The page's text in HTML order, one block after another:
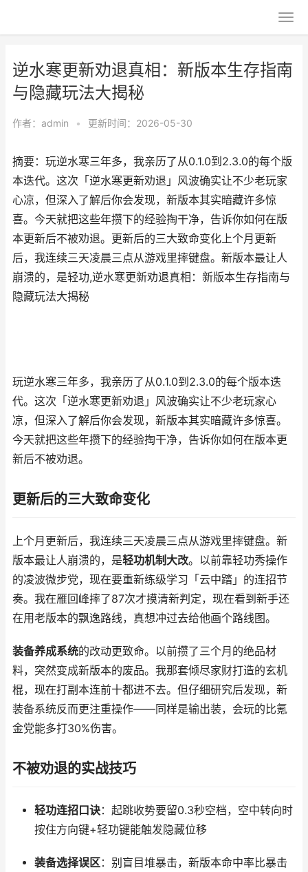
逆水寒更新劝退真相：新版本生存指南
与隐藏玩法大揭秘
作者： admin • 更新时间：2026-05-30
摘要：玩逆水寒三年多，我亲历了从0.1.0到2.3.0的每个版
本迭代。这次「逆水寒更新劝退」风波确实让不少老玩家
心凉，但深入了解后你会发现，新版本其实暗藏许多惊
喜。今天就把这些年攒下的经验掏干净，告诉你如何在版
本更新后不被劝退。更新后的三大致命变化上个月更新
后，我连续三天凌晨三点从游戏里摔键盘。新版本最让人
崩溃的，是轻功,逆水寒更新劝退真相：新版本生存指南与
隐藏玩法大揭秘
玩逆水寒三年多，我亲历了从0.1.0到2.3.0的每个版本迭
代。这次「逆水寒更新劝退」风波确实让不少老玩家心
凉，但深入了解后你会发现，新版本其实暗藏许多惊喜。
今天就把这些年攒下的经验掏干净，告诉你如何在版本更
新后不被劝退。
更新后的三大致命变化
上个月更新后，我连续三天凌晨三点从游戏里摔键盘。新
版本最让人崩溃的，是轻功机制大改。以前靠轻功秀操作
的凌波微步党，现在要重新练级学习「云中踏」的连招节
奏。我在雁回峰摔了87次才摸清新判定，现在看到新手还
在用老版本的飘逸路线，真想冲过去给他画个路线图。
装备养成系统的改动更致命。以前攒了三个月的绝品材
料，突然变成新版本的废品。我那套倾尽家财打造的玄机
棍，现在打副本连前十都进不去。但仔细研究后发现，新
装备系统反而更注重操作——同样是输出装，会玩的比氪
金党能多打30%伤害。
不被劝退的实战技巧
轻功连招口诀：起跳收势要留0.3秒空档，空中转向时
按住方向键+轻功键能触发隐藏位移
装备选择误区：别盲目堆暴击，新版本命中率比暴击